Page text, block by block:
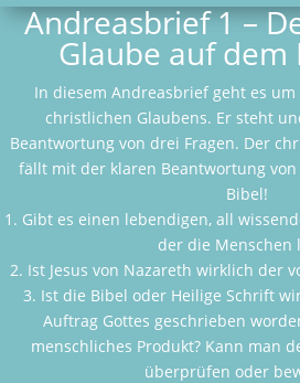
Andreasbrief 1 –
Glaube auf dem
In diesem Andreasbrief geht es
christlichen Glaubens. Er steht
Beantwortung von drei Fragen. Der
fällt mit der klaren Beantwortung von
Bibel!
1. Gibt es einen lebendigen, all
der die Menschen
2. Ist Jesus von Nazareth wirklich der
3. Ist die Bibel oder Heilige Schrift
Auftrag Gottes geschrieben
menschliches Produkt? Kann man
überprüfen oder